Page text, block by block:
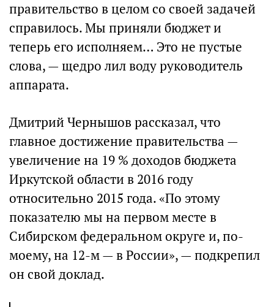
правительство в целом со своей задачей
справилось. Мы приняли бюджет и
теперь его исполняем… Это не пустые
слова, — щедро лил воду руководитель
аппарата.
Дмитрий Чернышов рассказал, что
главное достижение правительства —
увеличение на 19 % доходов бюджета
Иркутской области в 2016 году
относительно 2015 года. «По этому
показателю мы на первом месте в
Сибирском федеральном округе и, по-
моему, на 12-м — в России», — подкрепил
он свой доклад.